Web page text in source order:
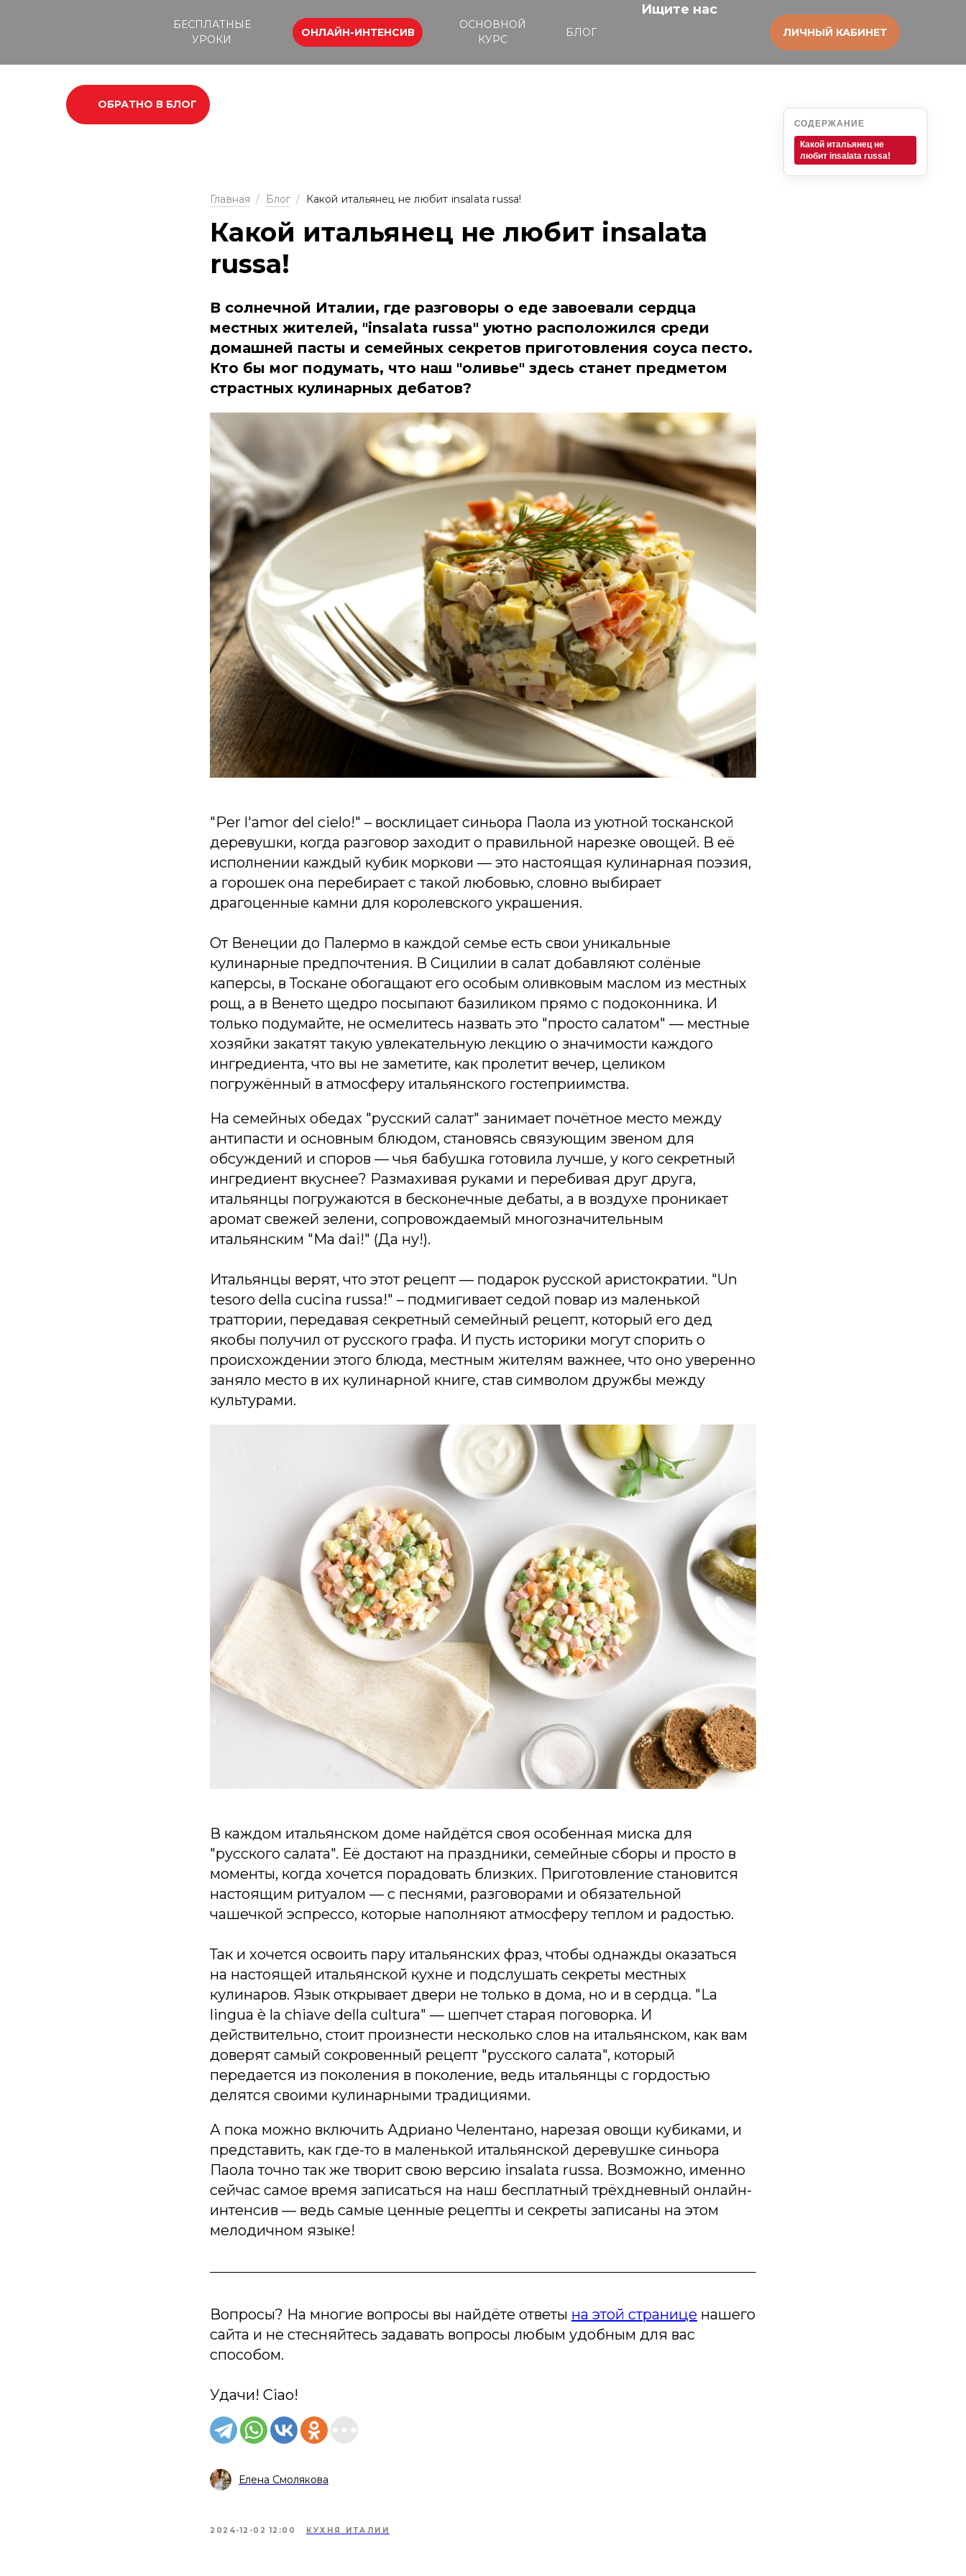
БЕСПЛАТНЫЕ
УРОКИ
ОНЛАЙН-ИНТЕНСИВ
ОСНОВНОЙ
КУРС
БЛОГ ЛИЧНЫЙ КАБИНЕТ
Ищите нас
ОБРАТНО В БЛОГ
Главная / Блог / Какой итальянец не любит insalata russa!
Какой итальянец не любит insalata
russa!
В солнечной Италии, где разговоры о еде завоевали сердца
местных жителей, "insalata russa" уютно расположился среди
домашней пасты и семейных секретов приготовления соуса песто.
Кто бы мог подумать, что наш "оливье" здесь станет предметом
страстных кулинарных дебатов?
"Per l'amor del cielo!" – восклицает синьора Паола из уютной тосканской
деревушки, когда разговор заходит о правильной нарезке овощей. В её
исполнении каждый кубик моркови — это настоящая кулинарная поэзия,
а горошек она перебирает с такой любовью, словно выбирает
драгоценные камни для королевского украшения.
От Венеции до Палермо в каждой семье есть свои уникальные
кулинарные предпочтения. В Сицилии в салат добавляют солёные
каперсы, в Тоскане обогащают его особым оливковым маслом из местных
рощ, а в Венето щедро посыпают базиликом прямо с подоконника. И
только подумайте, не осмелитесь назвать это "просто салатом" — местные
хозяйки закатят такую увлекательную лекцию о значимости каждого
ингредиента, что вы не заметите, как пролетит вечер, целиком
погружённый в атмосферу итальянского гостеприимства.
На семейных обедах "русский салат" занимает почётное место между
антипасти и основным блюдом, становясь связующим звеном для
обсуждений и споров — чья бабушка готовила лучше, у кого секретный
ингредиент вкуснее? Размахивая руками и перебивая друг друга,
итальянцы погружаются в бесконечные дебаты, а в воздухе проникает
аромат свежей зелени, сопровождаемый многозначительным
итальянским "Ma dai!" (Да ну!).
Итальянцы верят, что этот рецепт — подарок русской аристократии. "Un
tesoro della cucina russa!" – подмигивает седой повар из маленькой
траттории, передавая секретный семейный рецепт, который его дед
якобы получил от русского графа. И пусть историки могут спорить о
происхождении этого блюда, местным жителям важнее, что оно уверенно
заняло место в их кулинарной книге, став символом дружбы между
культурами.
В каждом итальянском доме найдётся своя особенная миска для
"русского салата". Её достают на праздники, семейные сборы и просто в
моменты, когда хочется порадовать близких. Приготовление становится
настоящим ритуалом — с песнями, разговорами и обязательной
чашечкой эспрессо, которые наполняют атмосферу теплом и радостью.
Так и хочется освоить пару итальянских фраз, чтобы однажды оказаться
на настоящей итальянской кухне и подслушать секреты местных
кулинаров. Язык открывает двери не только в дома, но и в сердца. "La
lingua è la chiave della cultura" — шепчет старая поговорка. И
действительно, стоит произнести несколько слов на итальянском, как вам
доверят самый сокровенный рецепт "русского салата", который
передается из поколения в поколение, ведь итальянцы с гордостью
делятся своими кулинарными традициями.
А пока можно включить Адриано Челентано, нарезая овощи кубиками, и
представить, как где-то в маленькой итальянской деревушке синьора
Паола точно так же творит свою версию insalata russa. Возможно, именно
сейчас самое время записаться на наш бесплатный трёхдневный онлайн-
интенсив — ведь самые ценные рецепты и секреты записаны на этом
мелодичном языке!
Вопросы? На многие вопросы вы найдёте ответы на этой странице нашего
сайта и не стесняйтесь задавать вопросы любым удобным для вас
способом.
Удачи! Ciao!
Елена Смолякова
2024-12-02 12:00 КУХНЯ ИТАЛИИ
СОДЕРЖАНИЕ
Какой итальянец не
любит insalata russa!